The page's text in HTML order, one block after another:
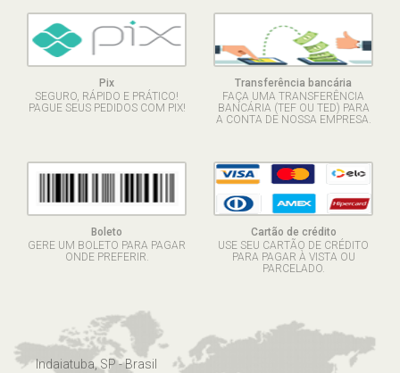
Pix
SEGURO, RÁPIDO E PRÁTICO!
PAGUE SEUS PEDIDOS COM PIX!
Transferência bancária
FAÇA UMA TRANSFERÊNCIA
BANCÁRIA (TEF OU TED) PARA
A CONTA DE NOSSA EMPRESA.
Boleto
GERE UM BOLETO PARA PAGAR
ONDE PREFERIR.
Cartão de crédito
USE SEU CARTÃO DE CRÉDITO
PARA PAGAR À VISTA OU
PARCELADO.
Indaiatuba, SP - Brasil